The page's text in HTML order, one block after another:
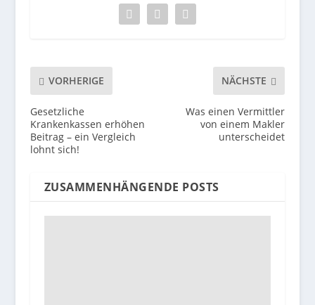
VORHERIGE
Gesetzliche
Krankenkassen erhöhen
Beitrag – ein Vergleich
lohnt sich!
NÄCHSTE
Was einen Vermittler
von einem Makler
unterscheidet
ZUSAMMENHÄNGENDE POSTS